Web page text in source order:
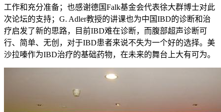
工作和充分准备；也感谢德国Falk基金会代表徐大群博士对此
次论坛的支持；G. Adler教授的讲课也为中国IBD的诊断和治
疗启发了新的思路，目前IBD难在诊断，而腹部超声诊断可
行、简单、无创，对于IBD患者来说不失为一个好的选择。美
沙拉嗪作为IBD治疗的基础药物，在未来的舞台上大有可为。